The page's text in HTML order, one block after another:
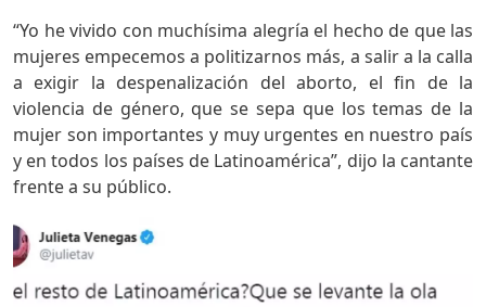
“Yo he vivido con muchísima alegría el hecho de que las
mujeres empecemos a politizarnos más, a salir a la calla
a exigir la despenalización del aborto, el fin de la
violencia de género, que se sepa que los temas de la
mujer son importantes y muy urgentes en nuestro país
y en todos los países de Latinoamérica”, dijo la cantante
frente a su público.